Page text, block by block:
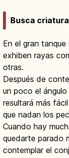
Busca
En el gran
exhiben rayas
otras.
Después de
un poco el
resultará más
que nadan los
Cuando hay
quedarte parado
contemplar el